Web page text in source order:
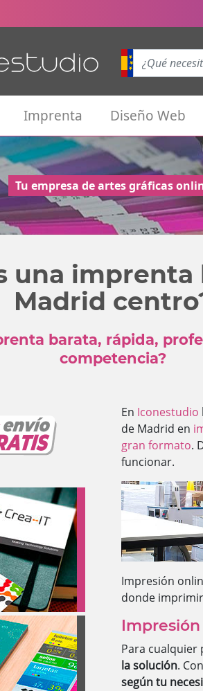
Imprenta Diseño Web
Tu empresa de artes gráficas
una imprenta
Madrid
barata, rápida,
competencia?
En Iconestudio
de Madrid en
gran formato.
funcionar.
Impresión
donde
Para cualquier
la solución.
según tu